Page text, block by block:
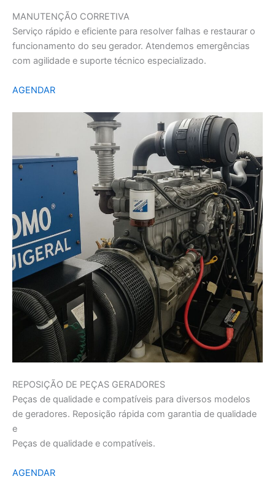
MANUTENÇÃO CORRETIVA
Serviço rápido e eficiente para resolver falhas e restaurar o
funcionamento do seu gerador. Atendemos emergências
com agilidade e suporte técnico especializado.
AGENDAR
REPOSIÇÃO DE PEÇAS GERADORES
Peças de qualidade e compatíveis para diversos modelos
de geradores. Reposição rápida com garantia de qualidade
e
Peças de qualidade e compatíveis.
AGENDAR